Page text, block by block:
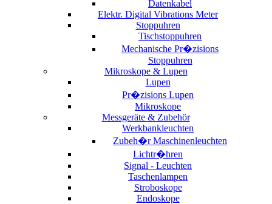
Datenkabel
Elektr. Digital Vibrations Meter
Stoppuhren
Tischstoppuhren
Mechanische Pr�zisions
Stoppuhren
Mikroskope & Lupen
Lupen
Pr�zisions Lupen
Mikroskope
Messgeräte & Zubehör
Werkbankleuchten
Zubeh�r Maschinenleuchten
Lichtr�hren
Signal - Leuchten
Taschenlampen
Stroboskope
Endoskope